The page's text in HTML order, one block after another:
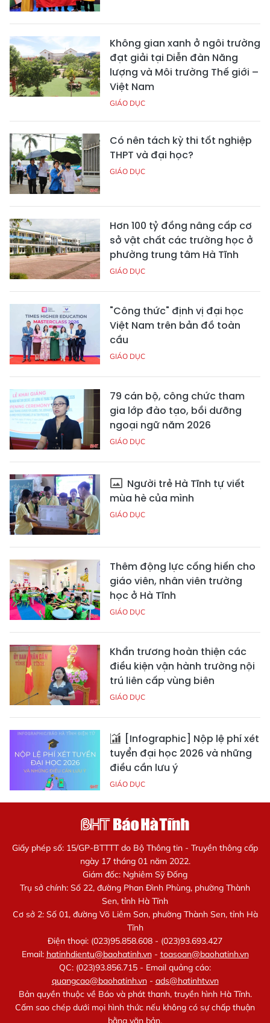
Không gian xanh ở ngôi trường
đạt giải tại Diễn đàn Năng
lượng và Môi trường Thế giới –
Việt Nam
GIÁO DỤC
Có nên tách kỳ thi tốt nghiệp
THPT và đại học?
GIÁO DỤC
Hơn 100 tỷ đồng nâng cấp cơ
sở vật chất các trường học ở
phường trung tâm Hà Tĩnh
GIÁO DỤC
"Công thức" định vị đại học
Việt Nam trên bản đồ toàn
cầu
GIÁO DỤC
79 cán bộ, công chức tham
gia lớp đào tạo, bồi dưỡng
ngoại ngữ năm 2026
GIÁO DỤC
Người trẻ Hà Tĩnh tự viết
mùa hè của mình
GIÁO DỤC
Thêm động lực cống hiến cho
giáo viên, nhân viên trường
học ở Hà Tĩnh
GIÁO DỤC
Khẩn trương hoàn thiện các
điều kiện vận hành trường nội
trú liên cấp vùng biên
GIÁO DỤC
[Infographic] Nộp lệ phí xét
tuyển đại học 2026 và những
điều cần lưu ý
GIÁO DỤC
Giấy phép số: 15/GP-BTTTT do Bộ Thông tin - Truyền thông cấp
ngày 17 tháng 01 năm 2022.
Giám đốc: Nghiêm Sỹ Đống
Trụ sở chính: Số 22, đường Phan Đình Phùng, phường Thành
Sen, tỉnh Hà Tĩnh
Cơ sở 2: Số 01, đường Võ Liêm Sơn, phường Thành Sen, tỉnh Hà
Tĩnh
Điện thoại: (023)95.858.608 - (023)93.693.427
Email: hatinhdientu@baohatinh.vn- toasoan@baohatinh.vn
QC: (023)93.856.715 - Email quảng cáo:
quangcao@baohatinh.vn- ads@hatinhtv.vn
Bản quyền thuộc về Báo và phát thanh, truyền hình Hà Tĩnh.
Cấm sao chép dưới mọi hình thức nếu không có sự chấp thuận
bằng văn bản.